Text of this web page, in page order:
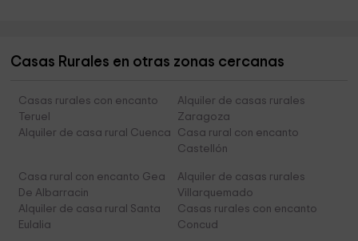
Casas Rurales en otras zonas cercanas
Casas rurales con encanto
Teruel
Alquiler de casas rurales
Zaragoza
Alquiler de casa rural Cuenca
Casa rural con encanto
Castellón
Casa rural con encanto Gea
De Albarracin
Alquiler de casas rurales
Villarquemado
Alquiler de casa rural Santa
Eulalia
Casas rurales con encanto
Concud